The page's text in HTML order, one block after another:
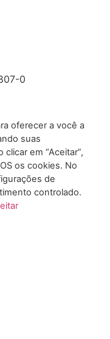
0
oferecer a você a
suas
em “Aceitar”,
os cookies. No
de
controlado.